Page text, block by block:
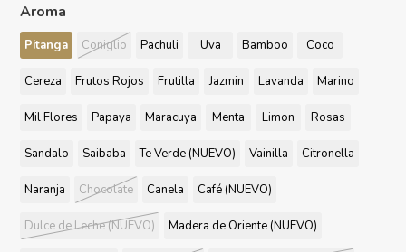
Aroma
Pitanga Coniglio Pachuli Uva Bamboo Coco
Cereza Frutos Rojos Frutilla Jazmin Lavanda Marino
Mil Flores Papaya Maracuya Menta Limon Rosas
Sandalo Saibaba Te Verde (NUEVO) Vainilla Citronella
Naranja Chocolate Canela Café (NUEVO)
Dulce de Leche (NUEVO) Madera de Oriente (NUEVO)